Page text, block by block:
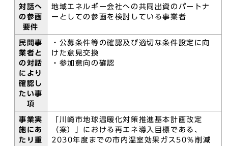
対話へ
の参画
要件
地域エネルギー会社への共同出資のパートナ
ーとしての参画を検討している事業者
民間事
業者と
の対話
により
確認し
たい事
項
・公募条件等の確認及び適切な条件設定に向
けた意見交換
・参加意向の確認
事業実
施にあ
たり重
「川崎市地球温暖化対策推進基本計画改定
（案）」における再エネ導入目標である、
2030年度までの市内温室効果ガス50％削減